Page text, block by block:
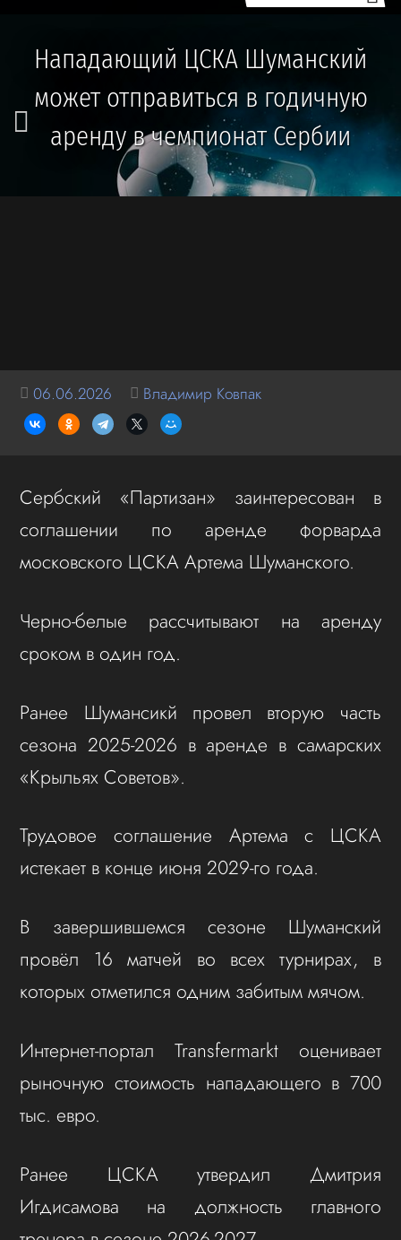
Нападающий ЦСКА Шуманский
может отправиться в годичную
аренду в чемпионат Сербии
06.06.2026 Владимир Ковпак
Сербский «Партизан» заинтересован в
соглашении по аренде форварда
московского ЦСКА Артема Шуманского.
Черно-белые рассчитывают на аренду
сроком в один год.
Ранее Шумансикй провел вторую часть
сезона 2025-2026 в аренде в самарских
«Крыльях Советов».
Трудовое соглашение Артема с ЦСКА
истекает в конце июня 2029-го года.
В завершившемся сезоне Шуманский
провёл 16 матчей во всех турнирах, в
которых отметился одним забитым мячом.
Интернет-портал Transfermarkt оценивает
рыночную стоимость нападающего в 700
тыс. евро.
Ранее ЦСКА утвердил Дмитрия
Игдисамова на должность главного